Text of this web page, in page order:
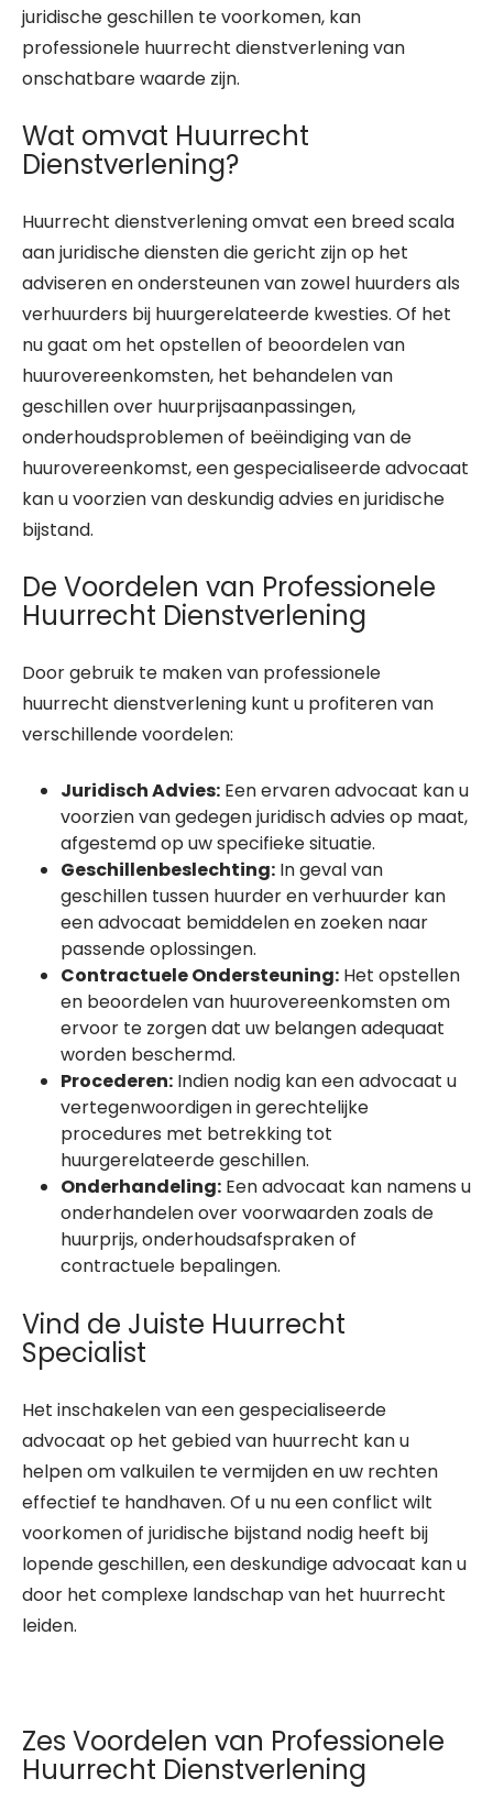
juridische geschillen te voorkomen, kan
professionele huurrecht dienstverlening van
onschatbare waarde zijn.
Wat omvat Huurrecht
Dienstverlening?
Huurrecht dienstverlening omvat een breed scala
aan juridische diensten die gericht zijn op het
adviseren en ondersteunen van zowel huurders als
verhuurders bij huurgerelateerde kwesties. Of het
nu gaat om het opstellen of beoordelen van
huurovereenkomsten, het behandelen van
geschillen over huurprijsaanpassingen,
onderhoudsproblemen of beëindiging van de
huurovereenkomst, een gespecialiseerde advocaat
kan u voorzien van deskundig advies en juridische
bijstand.
De Voordelen van Professionele
Huurrecht Dienstverlening
Door gebruik te maken van professionele
huurrecht dienstverlening kunt u profiteren van
verschillende voordelen:
Juridisch Advies: Een ervaren advocaat kan u
voorzien van gedegen juridisch advies op maat,
afgestemd op uw specifieke situatie.
Geschillenbeslechting: In geval van
geschillen tussen huurder en verhuurder kan
een advocaat bemiddelen en zoeken naar
passende oplossingen.
Contractuele Ondersteuning: Het opstellen
en beoordelen van huurovereenkomsten om
ervoor te zorgen dat uw belangen adequaat
worden beschermd.
Procederen: Indien nodig kan een advocaat u
vertegenwoordigen in gerechtelijke
procedures met betrekking tot
huurgerelateerde geschillen.
Onderhandeling: Een advocaat kan namens u
onderhandelen over voorwaarden zoals de
huurprijs, onderhoudsafspraken of
contractuele bepalingen.
Vind de Juiste Huurrecht
Specialist
Het inschakelen van een gespecialiseerde
advocaat op het gebied van huurrecht kan u
helpen om valkuilen te vermijden en uw rechten
effectief te handhaven. Of u nu een conflict wilt
voorkomen of juridische bijstand nodig heeft bij
lopende geschillen, een deskundige advocaat kan u
door het complexe landschap van het huurrecht
leiden.
Zes Voordelen van Professionele
Huurrecht Dienstverlening